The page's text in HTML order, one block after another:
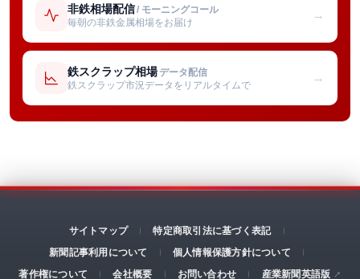
非鉄相場配信/ モーニングコール
毎朝の非鉄金属相場をお届け
→
鉄スクラップ相場 データ配信
鉄スクラップ市況データをリアルタイムで
→
サイトマップ
特定商取引法に基づく表記
新聞記事利用について
個人情報保護方針について
著作権について
会社概要 お問い合わせ 産業新聞英語版